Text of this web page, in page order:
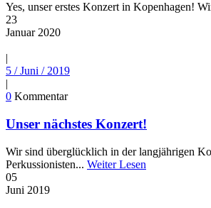
Yes, unser erstes Konzert in Kopenhagen!
23
Januar 2020
|
5 / Juni / 2019
|
0 Kommentar
Unser nächstes Konzert!
Wir sind überglücklich in der langjährigen
Perkussionisten... Weiter Lesen
05
Juni 2019